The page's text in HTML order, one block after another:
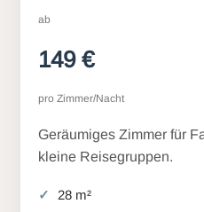
ab
149 €
pro Zimmer/Nacht
Geräumiges Zimmer für
kleine Reisegruppen.
28 m²